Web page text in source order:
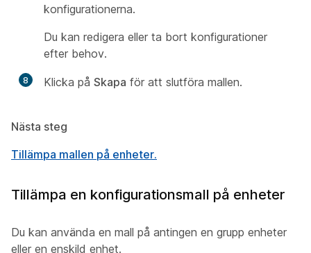
konfigurationerna.
Du kan redigera eller ta bort konfigurationer
efter behov.
8 Klicka på Skapa för att slutföra mallen.
Nästa steg
Tillämpa mallen på enheter.
Tillämpa en konfigurationsmall på enheter
Du kan använda en mall på antingen en grupp enheter
eller en enskild enhet.